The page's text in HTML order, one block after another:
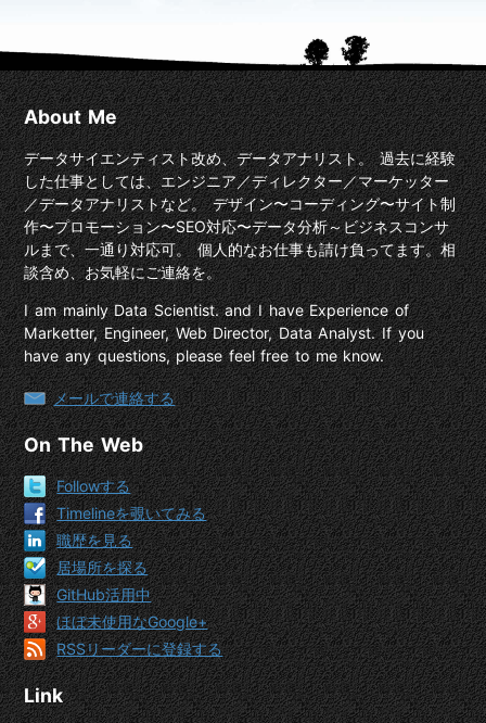
About Me
データサイエンティスト改め、データアナリスト。 過去に経験
した仕事としては、エンジニア／ディレクター／マーケッター
／データアナリストなど。 デザイン〜コーディング〜サイト制
作〜プロモーション〜SEO対応〜データ分析～ビジネスコンサ
ルまで、一通り対応可。 個人的なお仕事も請け負ってます。相
談含め、お気軽にご連絡を。
I am mainly Data Scientist. and I have Experience of
Marketter, Engineer, Web Director, Data Analyst. If you
have any questions, please feel free to me know.
メールで連絡する
On The Web
Followする
Timelineを覗いてみる
職歴を見る
居場所を探る
GitHub活用中
ほぼ未使用なGoogle+
RSSリーダーに登録する
Link